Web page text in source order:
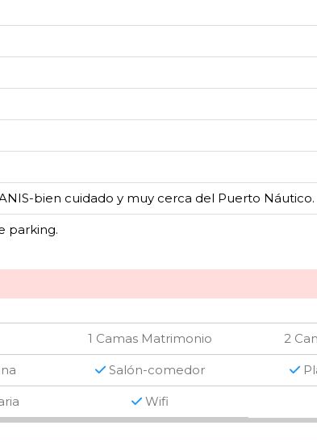
bien cuidado y muy cerca del Puerto Náutico.
parking.
1 Camas Matrimonio 2
Salón-comedor
Wifi